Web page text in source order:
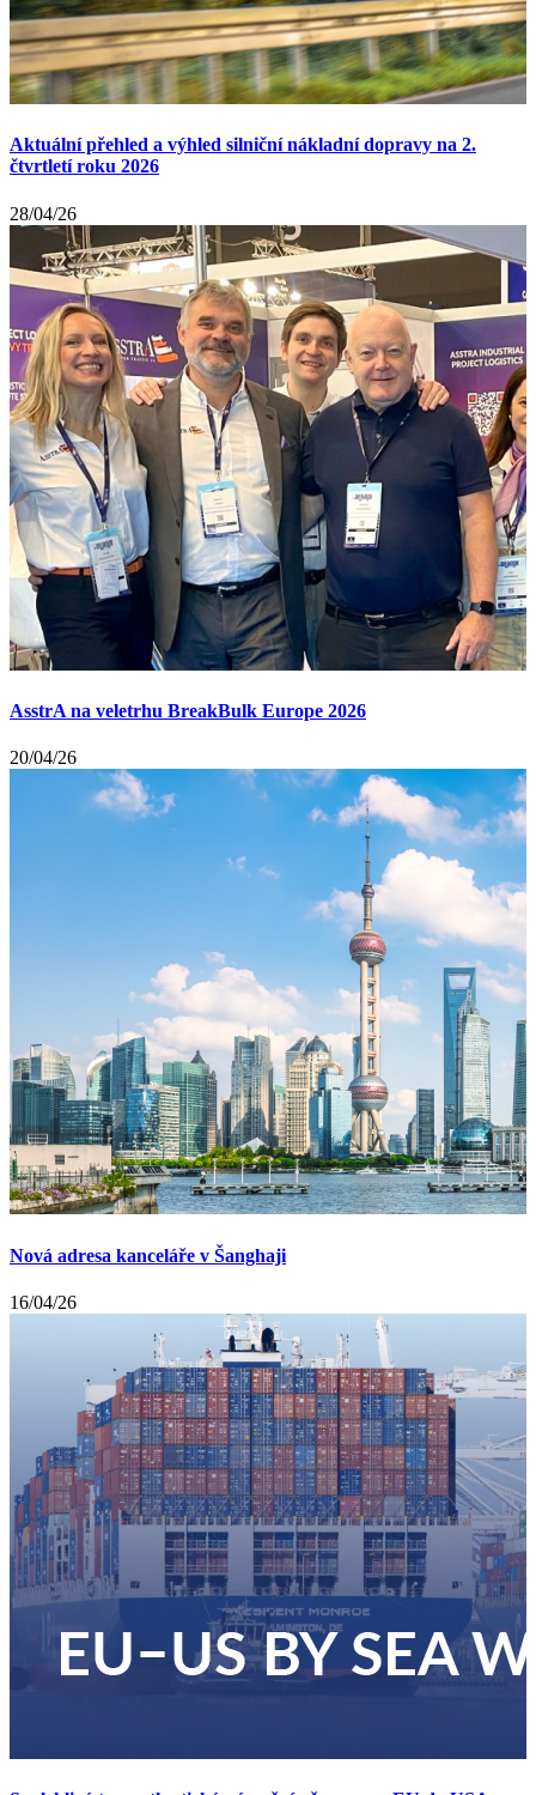
Aktuální přehled a výhled silniční nákladní dopravy na 2.
čtvrtletí roku 2026
28/04/26
AsstrA na veletrhu BreakBulk Europe 2026
20/04/26
Nová adresa kanceláře v Šanghaji
16/04/26